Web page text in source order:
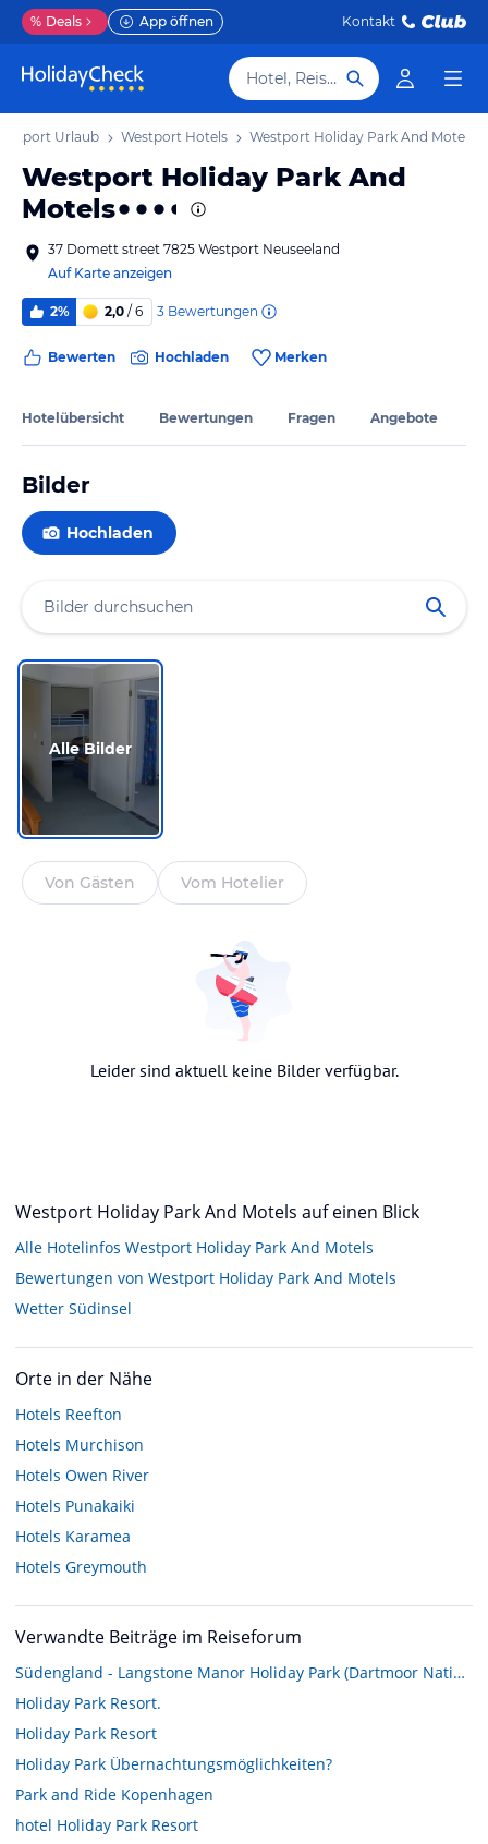
% Deals App öffnen Kontakt
Hotel, Reiseziel
Urlaub Westport Hotels Westport Holiday Park And Motels
Westport Holiday Park And
Motels
37 Domett street 7825 Westport Neuseeland
Auf Karte anzeigen
2% 2,0 / 6 3 Bewertungen
Bewerten Hochladen Merken
Hotelübersicht Bewertungen Fragen Angebote
Bilder
Hochladen
Alle Bilder
Von Gästen Vom Hotelier
Leider sind aktuell keine Bilder verfügbar.
Westport Holiday Park And Motels auf einen Blick
Alle Hotelinfos Westport Holiday Park And Motels
Bewertungen von Westport Holiday Park And Motels
Wetter Südinsel
Orte in der Nähe
Hotels Reefton
Hotels Murchison
Hotels Owen River
Hotels Punakaiki
Hotels Karamea
Hotels Greymouth
Verwandte Beiträge im Reiseforum
Südengland - Langstone Manor Holiday Park (Dartmoor National Park)
Holiday Park Resort.
Holiday Park Resort
Holiday Park Übernachtungsmöglichkeiten?
Park and Ride Kopenhagen
hotel Holiday Park Resort